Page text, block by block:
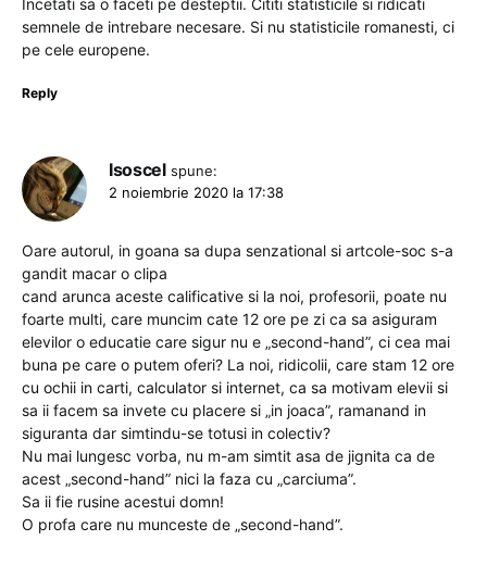
Incetati sa o faceti pe desteptii. Cititi statisticile si ridicati
semnele de intrebare necesare. Si nu statisticile romanesti, ci
pe cele europene.
Reply
Isoscel spune:
2 noiembrie 2020 la 17:38
Oare autorul, in goana sa dupa senzational si artcole-soc s-a
gandit macar o clipa
cand arunca aceste calificative si la noi, profesorii, poate nu
foarte multi, care muncim cate 12 ore pe zi ca sa asiguram
elevilor o educatie care sigur nu e „second-hand”, ci cea mai
buna pe care o putem oferi? La noi, ridicolii, care stam 12 ore
cu ochii in carti, calculator si internet, ca sa motivam elevii si
sa ii facem sa invete cu placere si „in joaca”, ramanand in
siguranta dar simtindu-se totusi in colectiv?
Nu mai lungesc vorba, nu m-am simtit asa de jignita ca de
acest „second-hand” nici la faza cu „carciuma”.
Sa ii fie rusine acestui domn!
O profa care nu munceste de „second-hand”.